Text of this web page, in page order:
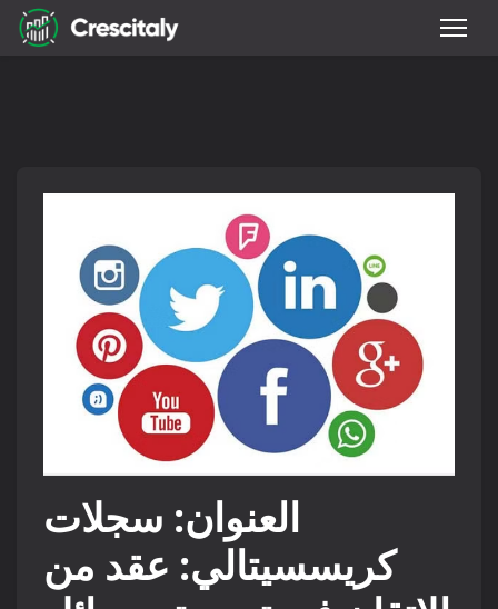
العنوان: سجلات
كريسسيتالي: عقد من